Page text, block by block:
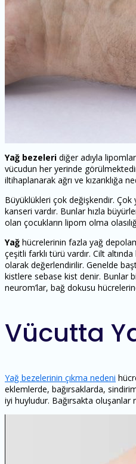
Yağ bezeleri diğer adıyla
vücudun her yerinde
iltihaplanarak ağrı ve kızarıklığa
Büyüklükleri çok değişkendir.
kanseri vardır. Bunlar hızla
olan çocukların lipom olma
Yağ hücrelerinin fazla yağ
çeşitli farklı türü vardır. Cilt
olarak değerlendirilir. Genelde
kistlere sebase kist denir. Bunlar
neurom’lar, bağ dokusu
Vücutta
Yağ bezelerinin çıkma nedeni
eklemlerde, bağırsaklarda,
iyi huyludur. Bağırsakta oluşanlar